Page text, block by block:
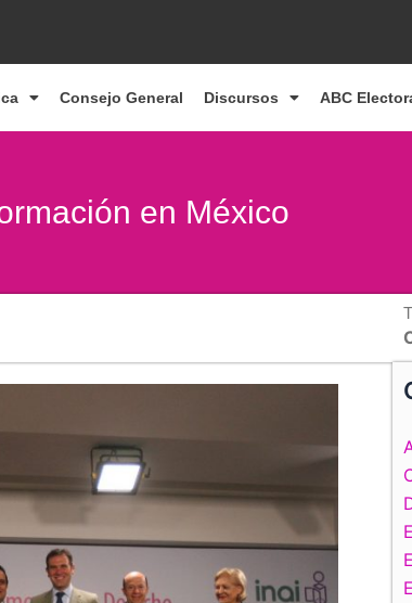
Consejo General Discursos ABC
en México